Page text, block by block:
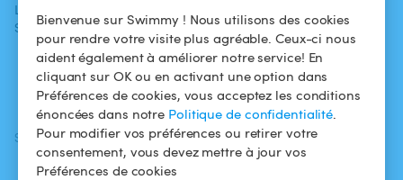
Bienvenue sur Swimmy ! Nous utilisons des cookies
pour rendre votre visite plus agréable. Ceux-ci nous
aident également à améliorer notre service! En
cliquant sur OK ou en activant une option dans
Préférences de cookies, vous acceptez les conditions
énoncées dans notre Politique de confidentialité.
Pour modifier vos préférences ou retirer votre
consentement, vous devez mettre à jour vos
Préférences de cookies
L'aventure
Swimmy
Louer ma piscine
Comment ça
marche ?
confidentialité
Mentions légales
SUIVEZ-NOUS
Facebook
TÉLÉCHARGEZ L'APP